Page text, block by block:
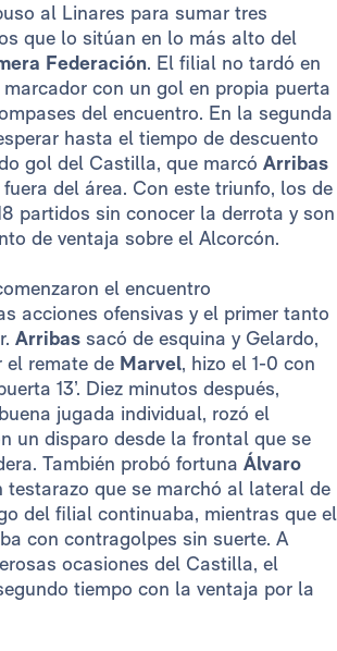
al Linares para sumar tres
que lo sitúan en lo más alto del
Federación. El filial no tardó en
con un gol en propia puerta
del encuentro. En la segunda
hasta el tiempo de descuento
gol del Castilla, que marcó Arribas
del área. Con este triunfo, los de
partidos sin conocer la derrota y son
de ventaja sobre el Alcorcón.
el encuentro
acciones ofensivas y el primer tanto
Arribas sacó de esquina y Gelardo,
el remate de Marvel, hizo el 1-0 con
13’. Diez minutos después,
jugada individual, rozó el
un disparo desde la frontal que se
También probó fortuna Álvaro
testarazo que se marchó al lateral de
del filial continuaba, mientras que el
con contragolpes sin suerte. A
ocasiones del Castilla, el
tiempo con la ventaja por la